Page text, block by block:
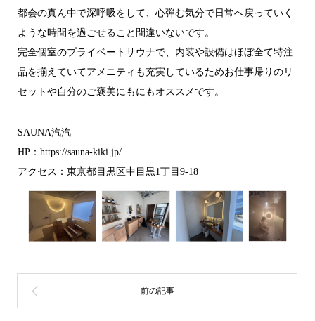
都会の真ん中で深呼吸をして、心弾む気分で日常へ戻っていく
ような時間を過ごせること間違いないです。
完全個室のプライベートサウナで、内装や設備はほぼ全て特注
品を揃えていてアメニティも充実しているためお仕事帰りのリ
セットや自分のご褒美にもにもオススメです。
SAUNA汽汽
HP： https://sauna-kiki.jp/
アクセス：東京都目黒区中目黒1丁目9-18